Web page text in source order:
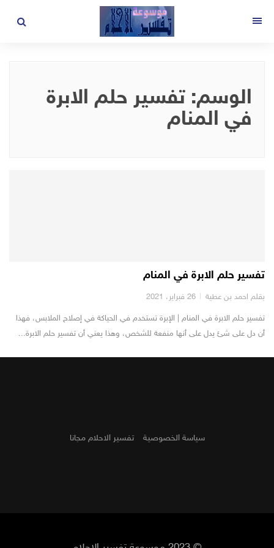
الوسم: تفسير حلم الابرة
في المنام
تفسير حلم الابرة في المنام
بقلم احمد بن عطية 26 فبراير، 2021
تفسير حلم الابرة في المنام | الإبرة تستخدم في الحياكة في إصلاح الملابس، فهذا
أن دل على شئ يدل على أنها منفعة للشخص، وهذا يعني أن تفسير حلم الابرة...
سياسة الخصوصية تفسير الاحلام مجانا